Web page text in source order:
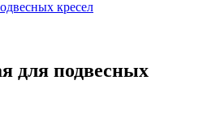
для подвесных